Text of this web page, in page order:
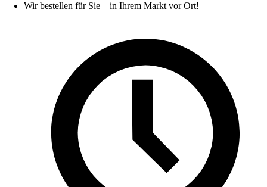
Wir bestellen für Sie – in Ihrem Markt vor Ort!